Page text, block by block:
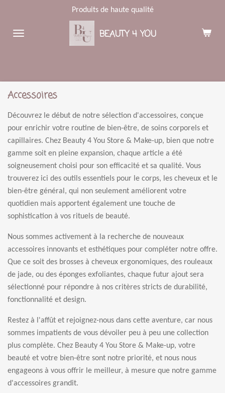
contenu
BEAUTY 4 YOU
Produits de haute qualité
Accessoires
Découvrez le début de notre sélection d'accessoires, conçue
pour enrichir votre routine de bien-être, de soins corporels et
capillaires. Chez Beauty 4 You Store & Make-up, bien que notre
gamme soit en pleine expansion, chaque article a été
soigneusement choisi pour son efficacité et sa qualité. Vous
trouverez ici des outils essentiels pour le corps, les cheveux et le
bien-être général, qui non seulement améliorent votre
quotidien mais apportent également une touche de
sophistication à vos rituels de beauté.
Nous sommes activement à la recherche de nouveaux
accessoires innovants et esthétiques pour compléter notre offre.
Que ce soit des brosses à cheveux ergonomiques, des rouleaux
de jade, ou des éponges exfoliantes, chaque futur ajout sera
sélectionné pour répondre à nos critères stricts de durabilité,
fonctionnalité et design.
Restez à l'affût et rejoignez-nous dans cette aventure, car nous
sommes impatients de vous dévoiler peu à peu une collection
plus complète. Chez Beauty 4 You Store & Make-up, votre
beauté et votre bien-être sont notre priorité, et nous nous
engageons à vous offrir le meilleur, à mesure que notre gamme
d'accessoires grandit.